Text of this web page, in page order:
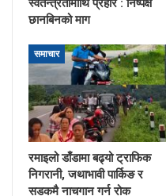
स्वतन्त्रतामाथि प्रहार : निष्पक्ष
छानबिनको माग
समाचार
रमाइलो डाँडामा बढ्यो ट्राफिक
निगरानी, जथाभावी पार्किङ र
सडकमै नाचगान गर्न रोक